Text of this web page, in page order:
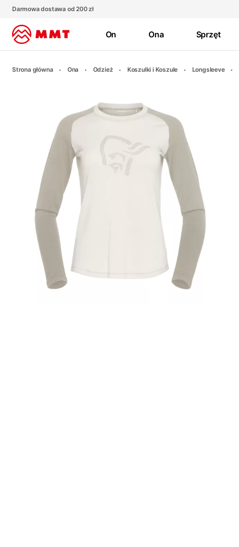
Darmowa dostawa od 200 zł
On Ona Sprzęt
Strona główna Ona Odzież Koszulki i Koszule Longsleeve